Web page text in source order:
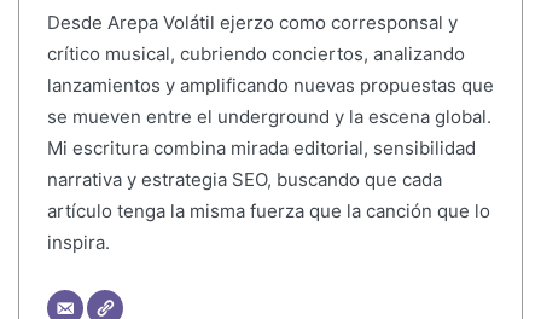
Desde Arepa Volátil ejerzo como corresponsal y
crítico musical, cubriendo conciertos, analizando
lanzamientos y amplificando nuevas propuestas que
se mueven entre el underground y la escena global.
Mi escritura combina mirada editorial, sensibilidad
narrativa y estrategia SEO, buscando que cada
artículo tenga la misma fuerza que la canción que lo
inspira.